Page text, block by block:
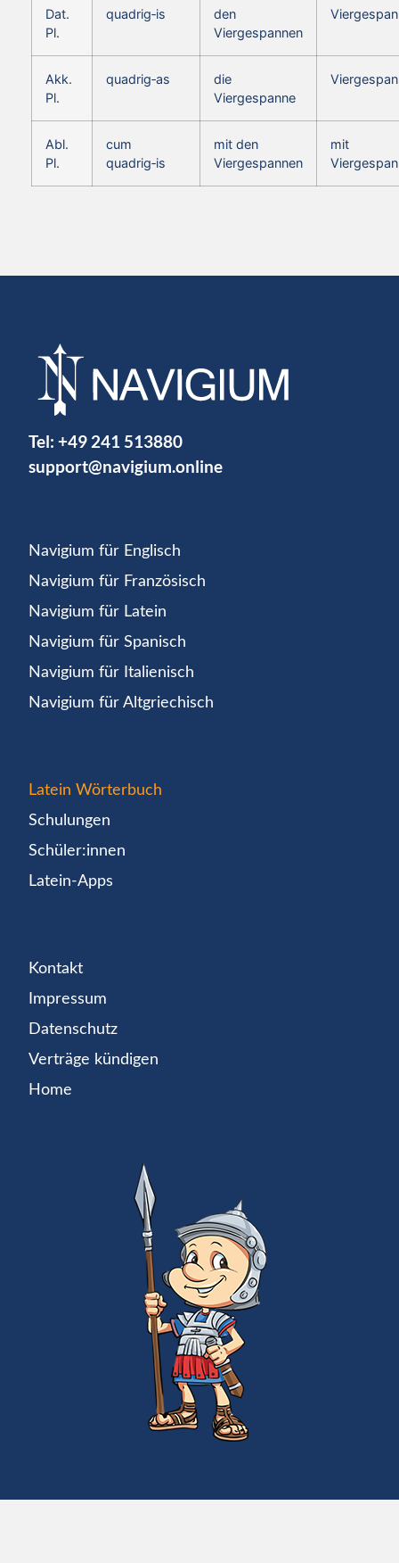
Dat.
Pl.
quadrig‑is
den
Viergespannen
Akk.
Pl.
quadrig‑as
die
Viergespanne
Abl.
Pl.
cum
quadrig‑is
mit den
Viergespannen
mit
Tel: +49 241 513880
support@navigium.online
Navigium für Englisch
Navigium für Französisch
Navigium für Latein
Navigium für Spanisch
Navigium für Italienisch
Navigium für Altgriechisch
Latein Wörterbuch
Schulungen
Schüler:innen
Latein-Apps
Kontakt
Impressum
Datenschutz
Verträge kündigen
Home